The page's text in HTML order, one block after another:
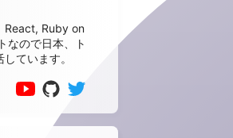
React, Ruby on
なので日本、ト
ています。